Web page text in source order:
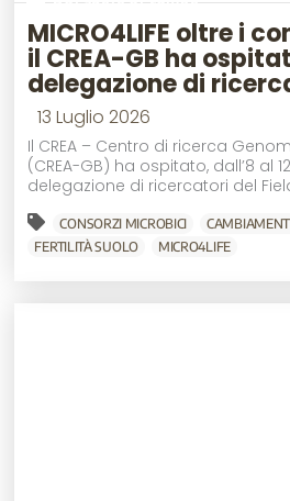
MICRO4LIFE oltre i
il CREA-GB ha
delegazione di
13 Luglio 2026
Il CREA – Centro di ricerca
(CREA-GB) ha ospitato, dall’8 al
delegazione di ricercatori del
CONSORZI MICROBICI
FERTILITÀ SUOLO
MICRO4LIFE